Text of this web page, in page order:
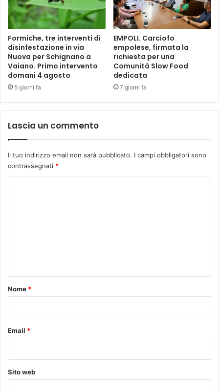
o
m
p
u
t
e
r
a
l
o
s
p
a
z
i
e
s
e
Formiche, tre interventi di
disinfestazione in via
Nuova per Schignano a
Vaiano. Primo intervento
domani 4 agosto
5 giorni fa
EMPOLI. Carciofo
empolese, firmata la
richiesta per una
Comunità Slow Food
dedicata
7 giorni fa
Lascia un commento
Il tuo indirizzo email non sarà pubblicato. I campi obbligatori sono
contrassegnati *
o
Nome *
Email *
Sito web